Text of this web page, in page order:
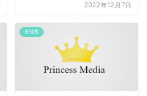
2022年12月7日
未分類